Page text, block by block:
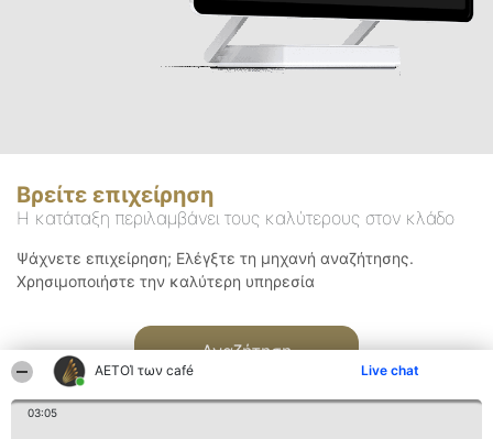
ΑΕΤΟΊ των café Live chat
03:05
Βρείτε επιχείρηση
Η κατάταξη περιλαμβάνει τους καλύτερους στον κλάδο
Ψάχνετε επιχείρηση; Ελέγξτε τη μηχανή αναζήτησης.
Χρησιμοποιήστε την καλύτερη υπηρεσία
Αναζήτηση